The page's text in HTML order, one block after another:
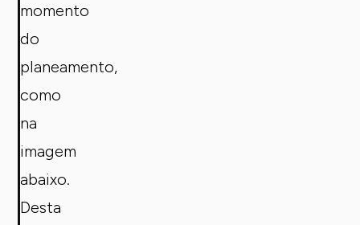
momento
do
planeamento,
como
na
imagem
abaixo.
Desta